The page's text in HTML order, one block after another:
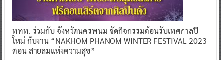
ททท. ร่วมกับ จังหวัดนครพนม จัดกิจกรรมต้อนรับเทศกาลปี
ใหม่ กับงาน “NAKHOM PHANOM WINTER FESTIVAL 2023
ตอน สายลมแห่งความสุข”